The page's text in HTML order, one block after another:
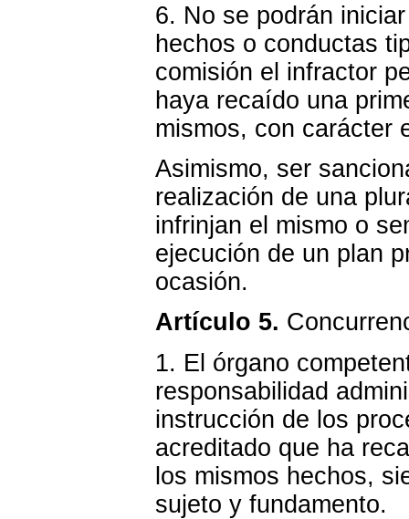
6. No se podrán
hechos o conductas
comisión el infractor
haya recaído una
mismos, con carácter
Asimismo, ser
realización de una
infrinjan el mismo o
ejecución de un plan
ocasión.
Artículo 5.
1. El órgano
responsabilidad
instrucción de los
acreditado que ha
los mismos hechos,
sujeto y fundamento.